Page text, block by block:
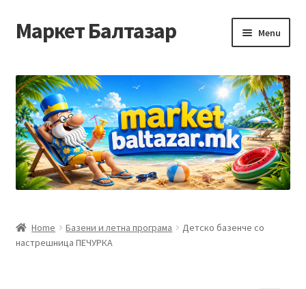
Skip
to
Skip
to
Маркет Балтазар Menu
Checkout
Homepage
Privacy Policy
Контакт
Home Базени и летна програма
Детско базенче со
настрешница ПЕЧУРКА